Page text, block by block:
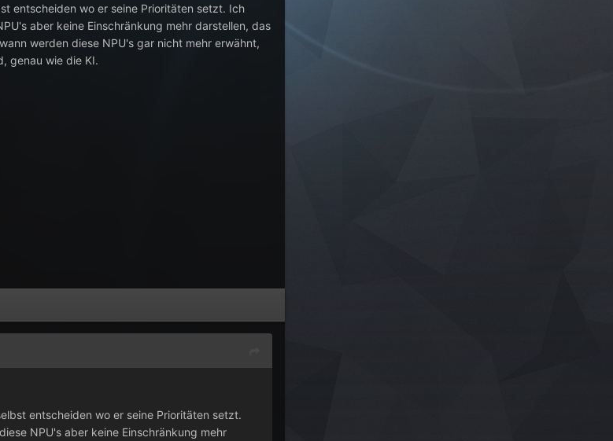
entscheiden wo er seine Prioritäten setzt. Ich
aber keine Einschränkung mehr darstellen, das
werden diese NPU's gar nicht mehr erwähnt,
genau wie die KI.
entscheiden wo er seine Prioritäten setzt.
NPU's aber keine Einschränkung mehr